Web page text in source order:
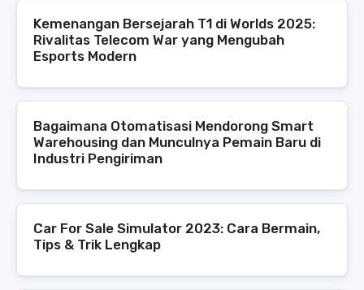
Kemenangan Bersejarah T1 di Worlds 2025:
Rivalitas Telecom War yang Mengubah
Esports Modern
Bagaimana Otomatisasi Mendorong Smart
Warehousing dan Munculnya Pemain Baru di
Industri Pengiriman
Car For Sale Simulator 2023: Cara Bermain,
Tips & Trik Lengkap